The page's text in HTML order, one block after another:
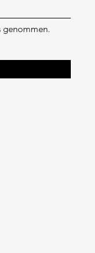
genommen.